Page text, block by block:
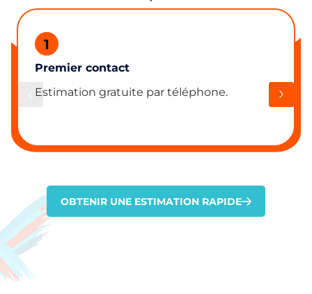
1
Premier contact
Estimation gratuite par téléphone.
OBTENIR UNE ESTIMATION RAPIDE